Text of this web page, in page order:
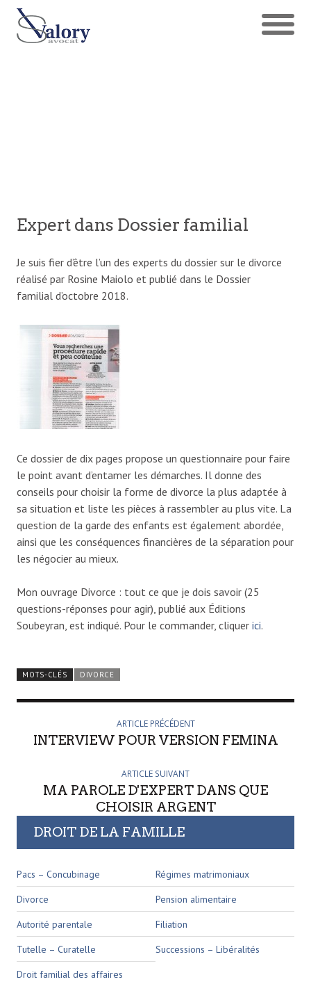
Expert dans Dossier familial
Je suis fier d’être l’un des experts du dossier sur le divorce
réalisé par Rosine Maiolo et publié dans le Dossier
familial d’octobre 2018.
Ce dossier de dix pages propose un questionnaire pour faire
le point avant d’entamer les démarches. Il donne des
conseils pour choisir la forme de divorce la plus adaptée à
sa situation et liste les pièces à rassembler au plus vite. La
question de la garde des enfants est également abordée,
ainsi que les conséquences financières de la séparation pour
les négocier au mieux.
Mon ouvrage Divorce : tout ce que je dois savoir (25
questions-réponses pour agir), publié aux Éditions
Soubeyran, est indiqué. Pour le commander, cliquer ici.
MOTS-CLÉS DIVORCE
ARTICLE PRÉCÉDENT
INTERVIEW POUR VERSION FEMINA
ARTICLE SUIVANT
MA PAROLE D'EXPERT DANS QUE
CHOISIR ARGENT
DROIT DE LA FAMILLE
Pacs – Concubinage
Régimes matrimoniaux
Divorce
Pension alimentaire
Autorité parentale
Filiation
Tutelle – Curatelle
Successions – Libéralités
Droit familial des affaires